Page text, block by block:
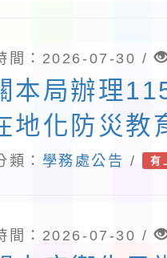
施計畫」一
教師踴躍提
。
間：2026-07-30 /
本局辦理
地化防災教
撰寫實務工
名參加，詳
類： 學務處公告 / 有
間：2026-07-30 /